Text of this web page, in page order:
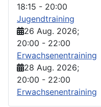
18:15 - 20:00
Jugendtraining
26 Aug. 2026;
20:00 - 22:00
Erwachsenentraining
28 Aug. 2026;
20:00 - 22:00
Erwachsenentraining